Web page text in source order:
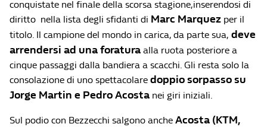
conquistate nel finale della scorsa stagione,inserendosi di
diritto nella lista degli sfidanti di Marc Marquez per il
titolo. Il campione del mondo in carica, da parte sua, deve
arrendersi ad una foratura alla ruota posteriore a
cinque passaggi dalla bandiera a scacchi. Gli resta solo la
consolazione di uno spettacolare doppio sorpasso su
Jorge Martin e Pedro Acosta nei giri iniziali.
Sul podio con Bezzecchi salgono anche Acosta (KTM,